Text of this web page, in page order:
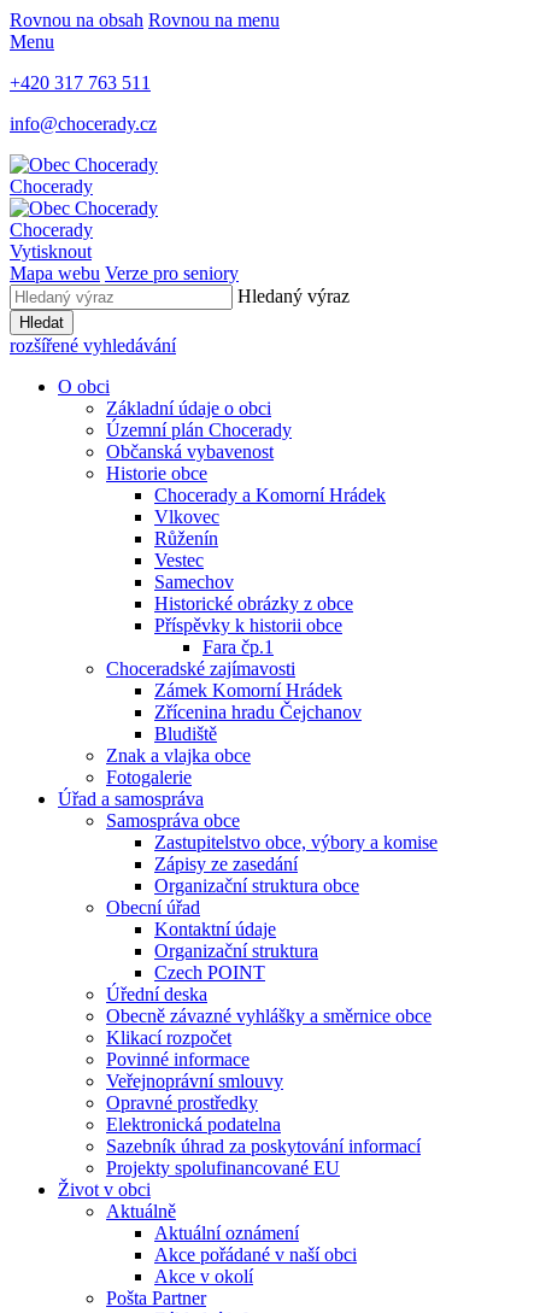
Rovnou na obsah Rovnou na menu
Menu
+420 317 763 511
info@chocerady.cz
Chocerady
Chocerady
Vytisknout
Mapa webu Verze pro seniory
Hledaný výraz
Hledat
rozšířené vyhledávání
O obci
Základní údaje o obci
Územní plán Chocerady
Občanská vybavenost
Historie obce
Chocerady a Komorní Hrádek
Vlkovec
Růženín
Vestec
Samechov
Historické obrázky z obce
Příspěvky k historii obce
Fara čp.1
Choceradské zajímavosti
Zámek Komorní Hrádek
Zřícenina hradu Čejchanov
Bludiště
Znak a vlajka obce
Fotogalerie
Úřad a samospráva
Samospráva obce
Zastupitelstvo obce, výbory a komise
Zápisy ze zasedání
Organizační struktura obce
Obecní úřad
Kontaktní údaje
Organizační struktura
Czech POINT
Úřední deska
Obecně závazné vyhlášky a směrnice obce
Klikací rozpočet
Povinné informace
Veřejnoprávní smlouvy
Opravné prostředky
Elektronická podatelna
Sazebník úhrad za poskytování informací
Projekty spolufinancované EU
Život v obci
Aktuálně
Aktuální oznámení
Akce pořádané v naší obci
Akce v okolí
Pošta Partner